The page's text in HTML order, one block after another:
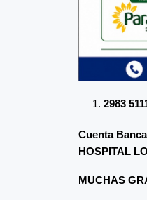
2983
Cuenta
HOSPITAL
MUCHAS